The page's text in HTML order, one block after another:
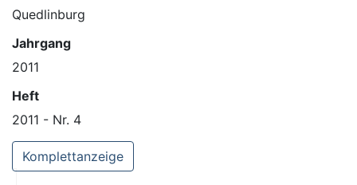
Quedlinburg
Jahrgang
2011
Heft
2011 - Nr. 4
Komplettanzeige